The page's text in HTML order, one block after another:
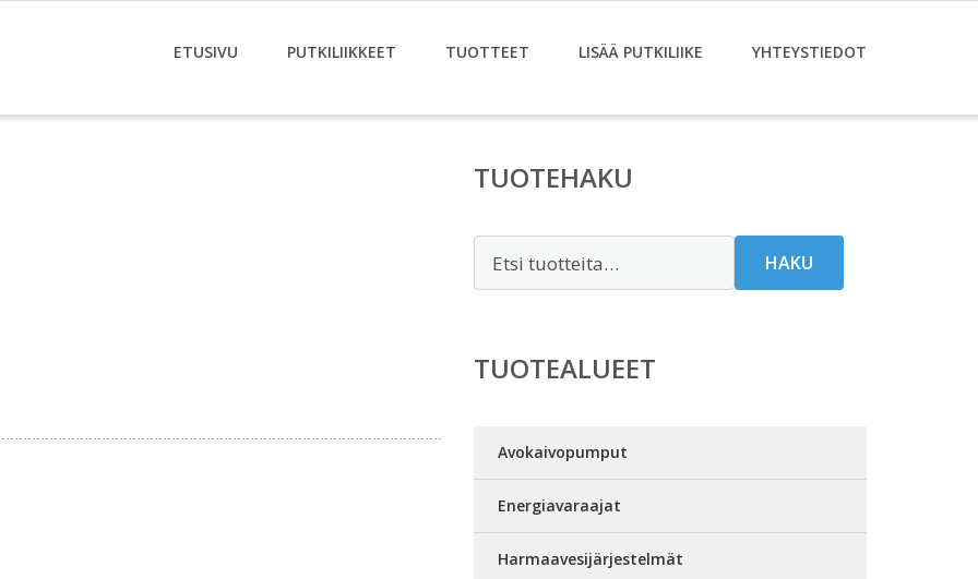
ETUSIVU PUTKILIIKKEET TUOTTEET LISÄÄ PUTKILIIKE YHTEYSTIEDOT
TUOTEHAKU
HAKU
TUOTEALUEET
Avokaivopumput
Energiavaraajat
Harmaavesijärjestelmät